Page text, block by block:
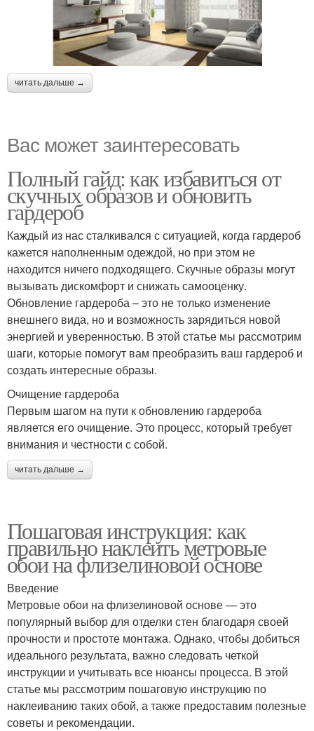
читать дальше →
Вас может заинтересовать
Полный гайд: как избавиться от
скучных образов и обновить
гардероб
Каждый из нас сталкивался с ситуацией, когда гардероб
кажется наполненным одеждой, но при этом не
находится ничего подходящего. Скучные образы могут
вызывать дискомфорт и снижать самооценку.
Обновление гардероба – это не только изменение
внешнего вида, но и возможность зарядиться новой
энергией и уверенностью. В этой статье мы рассмотрим
шаги, которые помогут вам преобразить ваш гардероб и
создать интересные образы.
Очищение гардероба
Первым шагом на пути к обновлению гардероба
является его очищение. Это процесс, который требует
внимания и честности с собой.
читать дальше →
Пошаговая инструкция: как
правильно наклеить метровые
обои на флизелиновой основе
Введение
Метровые обои на флизелиновой основе — это
популярный выбор для отделки стен благодаря своей
прочности и простоте монтажа. Однако, чтобы добиться
идеального результата, важно следовать четкой
инструкции и учитывать все нюансы процесса. В этой
статье мы рассмотрим пошаговую инструкцию по
наклеиванию таких обой, а также предоставим полезные
советы и рекомендации.